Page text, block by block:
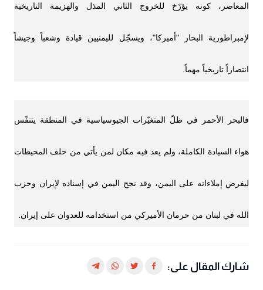
المعاصر، كونه يؤرّخ للخروج الثاني المذل والهزيمة التاريخية
لإمبراطورية البحار "أميركا"، ويسجّل لليمنيين قيادة وشعباً وجيشاً
انتصاراً تاريخياً مهماً.
فالبحر الأحمر في ظلّ المتغيّرات الجيوسياسية في المنطقة يتنفّس
هواء السيادة الكاملة، ولم يعد فيه مكان لمن يأتي من خلف المحيطات
ليفرض إملاءاته على اليمن، وقد نجح اليمن في إسناده لإيران وحزب
الله في لبنان من حرمان الأميركي من استخدامه للعدوان على إيران.
شارك المقال على: